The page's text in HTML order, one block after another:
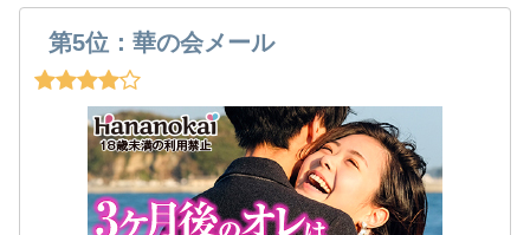
第5位：華の会メール